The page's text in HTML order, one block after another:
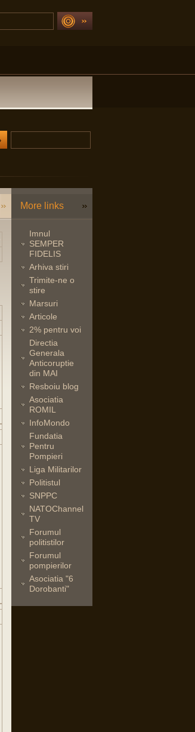
More links
Imnul
SEMPER
FIDELIS
Arhiva stiri
Trimite-ne o
stire
Marsuri
Articole
2% pentru voi
Directia
Generala
Anticoruptie
din MAI
Resboiu blog
Asociatia
ROMIL
InfoMondo
Fundatia
Pentru
Pompieri
Liga Militarilor
Politistul
SNPPC
NATOChannel
TV
Forumul
politistilor
Forumul
pompierilor
Asociatia "6
Dorobanti"